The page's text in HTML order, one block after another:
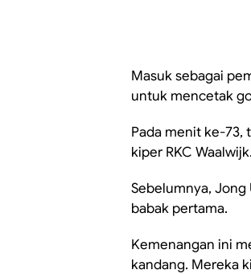
Masuk sebagai
untuk mencetak
Pada menit ke-73,
kiper RKC Waalwijk.
Sebelumnya,
babak pertama.
Kemenangan ini
kandang. Mereka